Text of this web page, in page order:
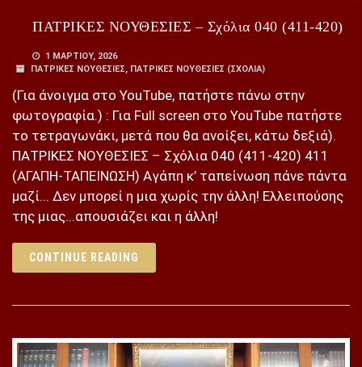
ΠΑΤΡΙΚΕΣ ΝΟΥΘΕΣΙΕΣ – Σχόλια 040 (411-420)
1 ΜΑΡΤΊΟΥ, 2026
ΠΑΤΡΙΚΕΣ ΝΟΥΘΕΣΙΕΣ, ΠΑΤΡΙΚΕΣ ΝΟΥΘΕΣΙΕΣ (ΣΧΌΛΙΑ)
(Για άνοιγμα στο YouTube, πατήστε πάνω στην
φωτογραφία.) : Για Full screen στο YouTube πατήστε
το τετραγωνάκι, μετά που θα ανοίξει, κάτω δεξιά).
ΠΑΤΡΙΚΕΣ ΝΟΥΘΕΣΙΕΣ – Σχόλια 040 (411-420) 411
(ΑΓΑΠΗ-ΤΑΠΕΙΝΩΣΗ) Αγάπη κ’ ταπείνωση πάνε πάντα
μαζί... Δεν μπορεί η μια χωρίς την άλλη! Ελλειπούσης
της μιας...απουσιάζει και η άλλη!
CONTINUE READING